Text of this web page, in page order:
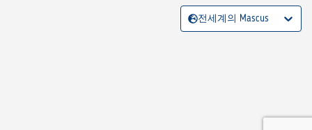
전세계의 Mascus